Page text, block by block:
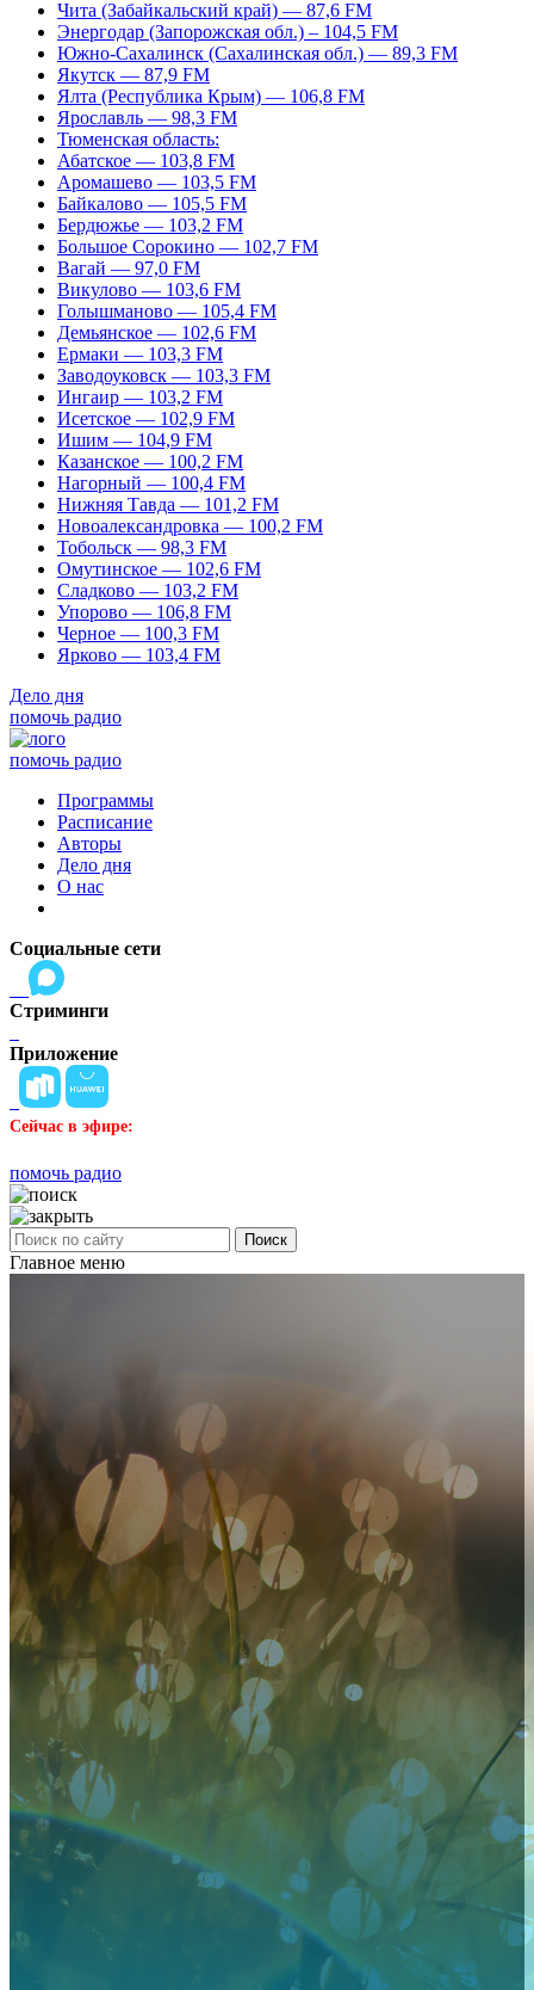
Чита (Забайкальский край) — 87,6 FM
Энергодар (Запорожская обл.) – 104,5 FM
Южно-Сахалинск (Сахалинская обл.) — 89,3 FM
Якутск — 87,9 FM
Ялта (Республика Крым) — 106,8 FM
Ярославль — 98,3 FM
Тюменская область:
Абатское — 103,8 FM
Аромашево — 103,5 FM
Байкалово — 105,5 FM
Бердюжье — 103,2 FM
Большое Сорокино — 102,7 FM
Вагай — 97,0 FM
Викулово — 103,6 FM
Голышманово — 105,4 FM
Демьянское — 102,6 FM
Ермаки — 103,3 FM
Заводоуковск — 103,3 FM
Ингаир — 103,2 FM
Исетское — 102,9 FM
Ишим — 104,9 FM
Казанское — 100,2 FM
Нагорный — 100,4 FM
Нижняя Тавда — 101,2 FM
Новоалександровка — 100,2 FM
Тобольск — 98,3 FM
Омутинское — 102,6 FM
Сладково — 103,2 FM
Упорово — 106,8 FM
Черное — 100,3 FM
Ярково — 103,4 FM
Дело дня
помочь радио
помочь радио
Программы
Расписание
Авторы
Дело дня
О нас
Социальные сети
Стриминги
Приложение
Сейчас в эфире:
помочь радио
Поиск
Главное меню